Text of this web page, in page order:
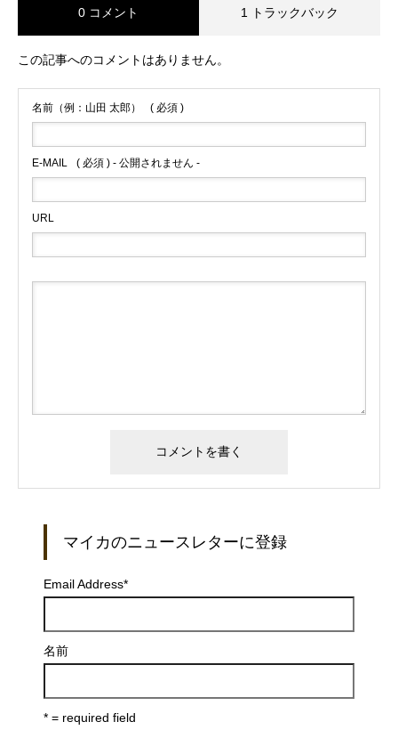
0 コメント 1 トラックバック
この記事へのコメントはありません。
名前（例：山田 太郎） ( 必須 )
E-MAIL ( 必須 ) - 公開されません -
URL
マイカのニュースレターに登録
Email Address*
名前
* = required field